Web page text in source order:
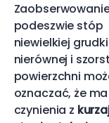
podeszwie stóp
niewielkiej
nierównej i
powierzchni
oznaczać, że
czynienia z